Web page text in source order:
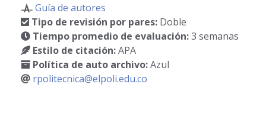
Guía de autores
Tipo de revisión por pares: Doble
Tiempo promedio de evaluación:3 semanas
Estilo de citación:APA
Política de auto archivo:Azul
rpolitecnica@elpoli.edu.co